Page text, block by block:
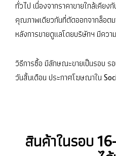
ทั่วไป เนื่องจากราคาขายใกล้เคียง
คุณภาพเดียวกันที่ตัดออกจากล็อต
หลังการขายดูแลโดยบริษัทฯ มีควา
วิธีการซื้อ มีลักษณะขายเป็นรอบ ร
วันสิ้นเดือน ประกาศโฆษณาใน
สินค้าในรอบ